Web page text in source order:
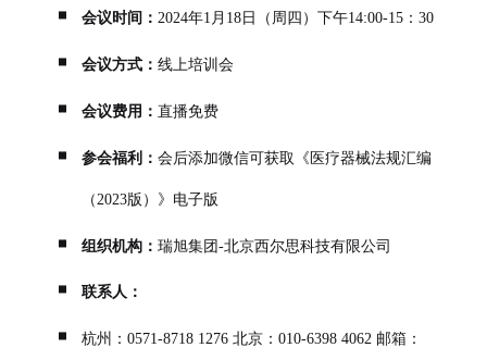
会议时间： 2024年1月18日（周四）下午14:00-15：30
会议方式： 线上培训会
会议费用： 直播免费
参会福利： 会后添加微信可获取《医疗器械法规汇编
（2023版）》电子版
组织机构： 瑞旭集团-北京西尔思科技有限公司
联系人：
杭州：0571-8718 1276 北京：010-6398 4062 邮箱：